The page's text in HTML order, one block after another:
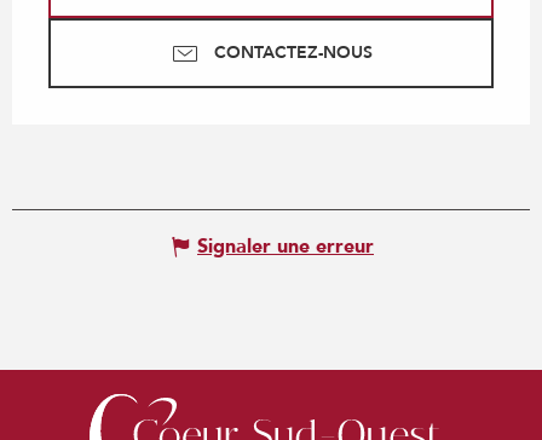
CONTACTEZ-NOUS
Signaler une erreur